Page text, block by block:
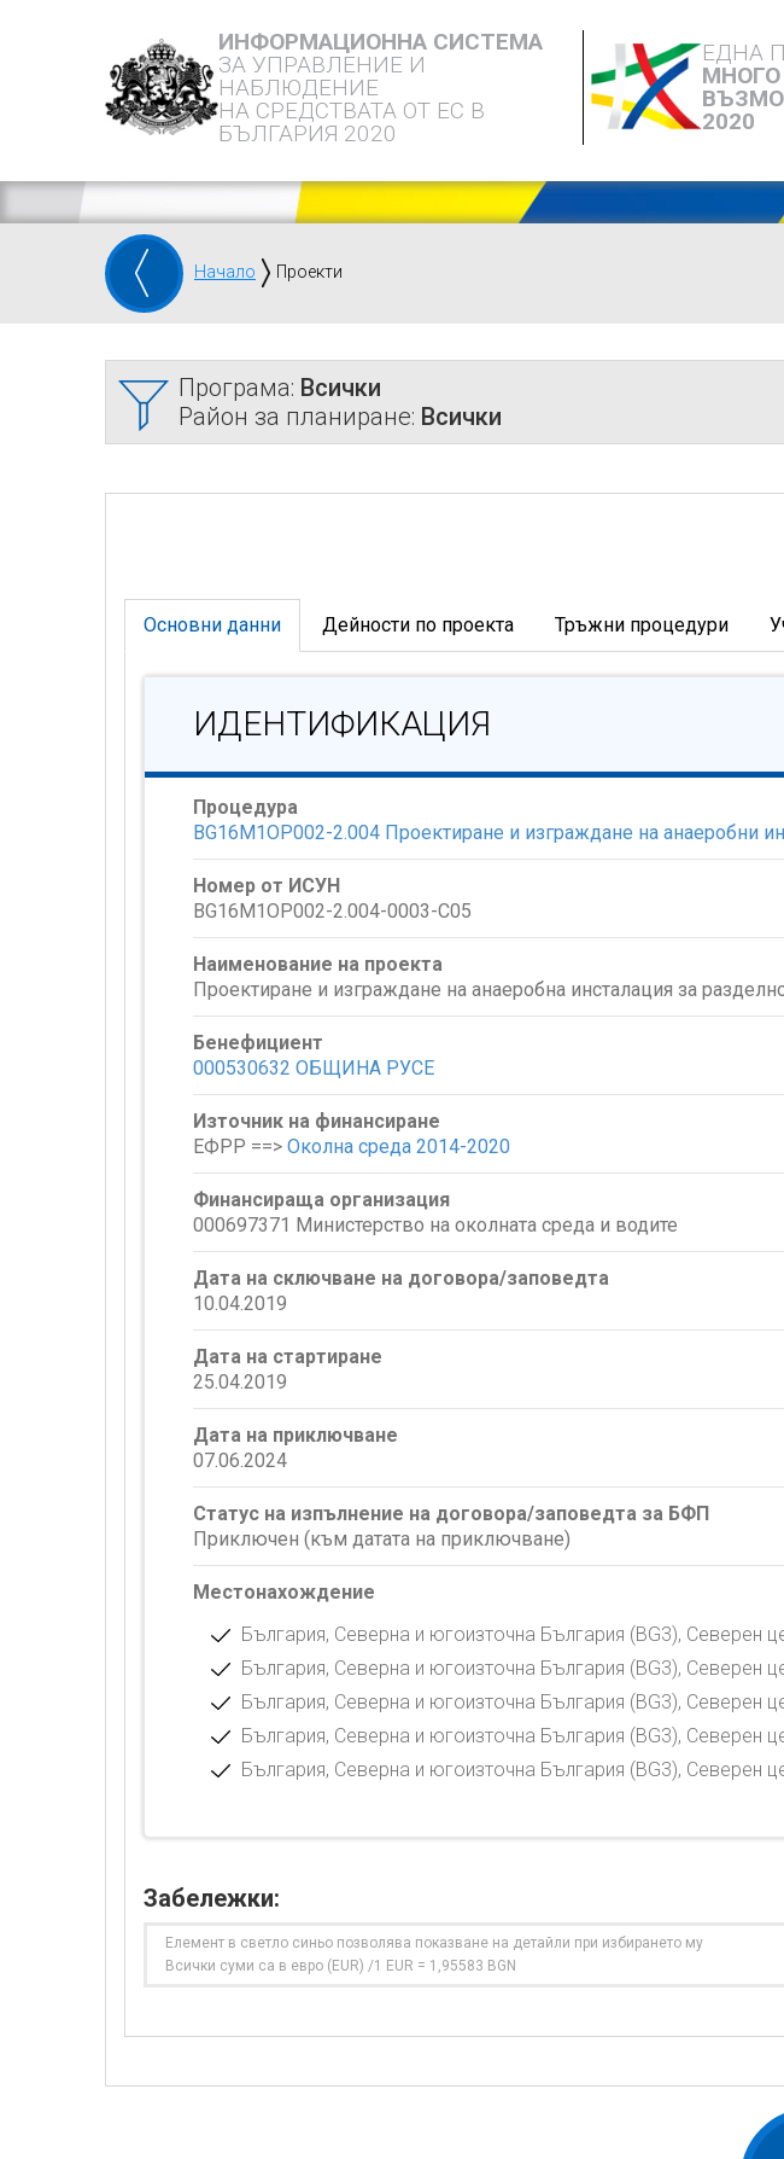
ИНФОРМАЦИОННА СИСТЕМА
ЗА УПРАВЛЕНИЕ И
НАБЛЮДЕНИЕ
НА СРЕДСТВАТА ОТ ЕС В
БЪЛГАРИЯ 2020
ЕДНА
МНОГО
2020
Начало Проекти
Програма: Всички
Район за планиране: Всички
Основни данни Дейности по проекта Тръжни процедури
ИДЕНТИФИКАЦИЯ
Процедура
BG16M1OP002-2.004 Проектиране и изграждане на анаеробни
Номер от ИСУН
BG16M1OP002-2.004-0003-C05
Наименование на проекта
Проектиране и изграждане на анаеробна инсталация за
Бенефициент
000530632 ОБЩИНА РУСЕ
Източник на финансиране
ЕФРР ==> Околна среда 2014-2020
Финансираща организация
000697371 Министерство на околната среда и водите
Дата на сключване на договора/заповедта
10.04.2019
Дата на стартиране
25.04.2019
Дата на приключване
07.06.2024
Статус на изпълнение на договора/заповедта за БФП
Приключен (към датата на приключване)
Местонахождение
България, Северна и югоизточна България (BG3), Северен
България, Северна и югоизточна България (BG3), Северен
България, Северна и югоизточна България (BG3), Северен
България, Северна и югоизточна България (BG3), Северен
България, Северна и югоизточна България (BG3), Северен
Забележки:
Елемент в светло синьо позволява показване на детайли при избирането му
Всички суми са в евро (EUR) /1 EUR = 1,95583 BGN